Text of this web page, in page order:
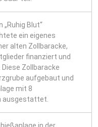
„Ruhig Blut“
ein eigenes
alten Zollbaracke,
finanziert und
Zollbaracke
aufgebaut und
mit 8
ausgestattet.